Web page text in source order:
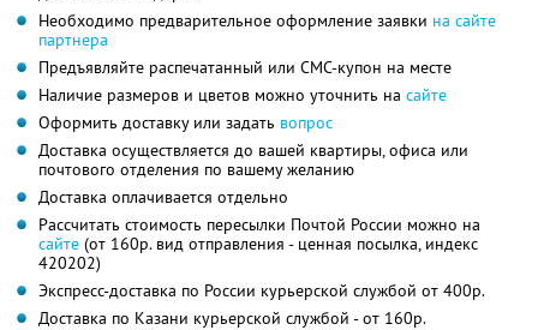
Необходимо предварительное оформление заявки на сайте
партнера
Предъявляйте распечатанный или СМС-купон на месте
Наличие размеров и цветов можно уточнить на сайте
Оформить доставку или задать вопрос
Доставка осуществляется до вашей квартиры, офиса или
почтового отделения по вашему желанию
Доставка оплачивается отдельно
Рассчитать стоимость пересылки Почтой России можно на
сайте (от 160р. вид отправления - ценная посылка, индекс
420202)
Экспресс-доставка по России курьерской службой от 400р.
Доставка по Казани курьерской службой - от 160р.